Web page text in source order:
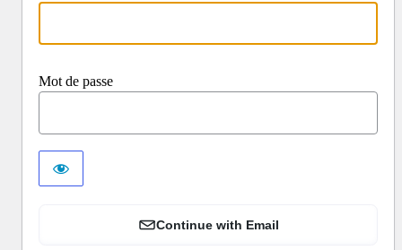
Mot de passe
Continue with Email